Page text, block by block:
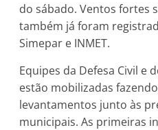
do sábado. Ventos fortes
também já foram
Simepar e INMET.
Equipes da Defesa Civil e
estão mobilizadas
levantamentos junto às
municipais. As primeiras